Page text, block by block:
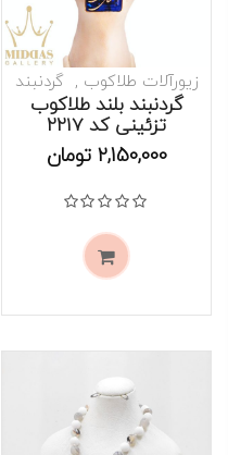
موجود است
زیورآلات طلاکوب گردنبند
گردنبند بلند طلاکوب
تزئینی کد 2217
2,150,000 تومان
نمره0از 5